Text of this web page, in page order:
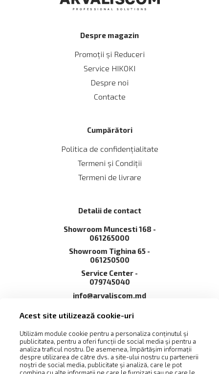
Despre magazin
Promoții și Reduceri
Service HIKOKI
Despre noi
Contacte
Cumpărători
Politica de confidențialitate
Termeni și Сondiții
Termeni de livrare
Detalii de contact
Showroom Muncesti 168 -
061265000
Showroom Tighina 65 -
061250500
Service Сenter -
079745040
info@arvaliscom.md
Moldova, Chișinău,
Acest site utilizează cookie-uri
Utilizăm module cookie pentru a personaliza conținutul și
publicitatea, pentru a oferi funcții de social media și pentru a
analiza traficul nostru. De asemenea, împărtășim informații
despre utilizarea de către dvs. a site-ului nostru cu partenerii
noștri de social media, publicitate și analiză, care le pot